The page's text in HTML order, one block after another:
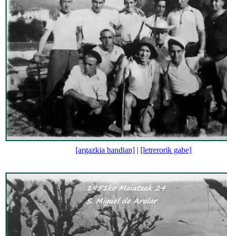
[argazkia handian]| [letrerorik gabe]